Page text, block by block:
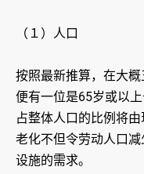
（１）人口
按照最新推算，在大
便有一位是65岁或以
占整体人口的比例将
老化不但令劳动人口
设施的需求。